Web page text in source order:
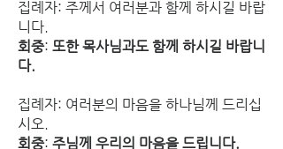
집례자: 주께서 여러분과 함께 하시길 바랍
니다.
회중: 또한 목사님과도 함께 하시길 바랍니
다.
집례자: 여러분의 마음을 하나님께 드리십
시오.
회중: 주님께 우리의 마음을 드립니다.